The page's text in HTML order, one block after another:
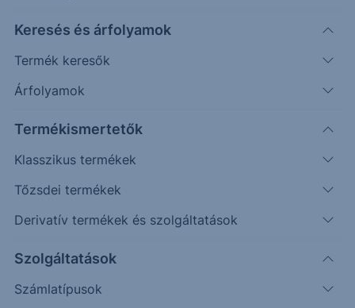
Keresés és árfolyamok
Termék keresők
Árfolyamok
Termékismertetők
Klasszikus termékek
Tőzsdei termékek
Derivatív termékek és szolgáltatások
Szolgáltatások
Számlatípusok
2025.05.30-i forgalmazási szünnapról az alábbi linken
találja:
Rendkívüli közlemény a HOLD Alapkezelő Zrt. által
szüneteltetéséről - Hold Alapkezelő
Üdvözlettel:
Erste Befektetési Zrt.
Visszalépés a közzétételekhez